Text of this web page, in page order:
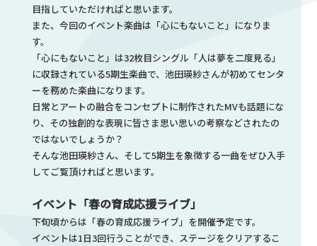
目指していただければと思います。
また、今回のイベント楽曲は「心にもないこと」になりま
す。
「心にもないこと」は32枚目シングル「人は夢を二度見る」
に収録されている5期生楽曲で、池田瑛紗さんが初めてセンタ
ーを務めた楽曲になります。
日常とアートの融合をコンセプトに制作されたMVも話題にな
り、その独創的な表現に皆さま思い思いの考察などされたの
ではないでしょうか？
そんな池田瑛紗さん、そして5期生を象徴する一曲をぜひ入手
してご覧頂ければと思います。
イベント「春の育成応援ライブ」
下旬頃からは「春の育成応援ライブ」を開催予定です。
イベントは1日3回行うことができ、ステージをクリアするこ